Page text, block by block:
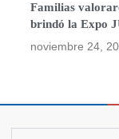
Familias
brindó la Expo
noviembre 24,